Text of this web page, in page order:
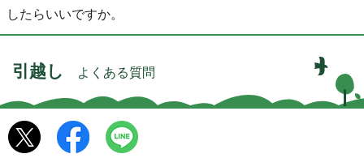
したらいいですか。
引越し よくある質問